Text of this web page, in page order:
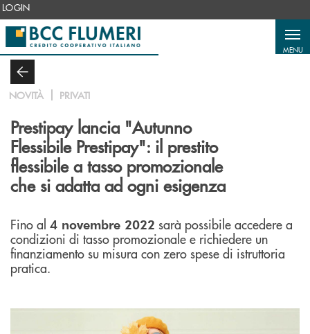
Salta al contenuto principale
LOGIN
MENU
NOVITÀ PRIVATI
Prestipay lancia "Autunno
Flessibile Prestipay": il prestito
flessibile a tasso promozionale
che si adatta ad ogni esigenza
Fino al 4 novembre 2022 sarà possibile accedere a
condizioni di tasso promozionale e richiedere un
finanziamento su misura con zero spese di istruttoria
pratica.